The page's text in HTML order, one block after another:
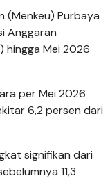
(Menkeu) Purbaya
Anggaran
hingga Mei 2026
per Mei 2026
6,2 persen dari
signifikan dari
11,3